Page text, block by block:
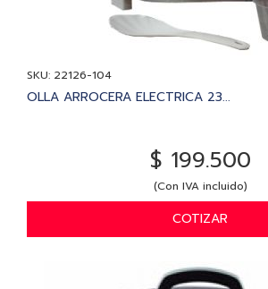
SKU: 22126-104
OLLA ARROCERA ELECTRICA 23...
$ 199.500
(Con IVA incluido)
COTIZAR